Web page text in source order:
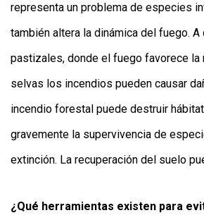
representa un problema de especies
también altera la dinámica del fuego.
pastizales, donde el fuego favorece la
selvas los incendios pueden causar
incendio forestal puede destruir
gravemente la supervivencia de
extinción. La recuperación del suelo
¿Qué herramientas existen para